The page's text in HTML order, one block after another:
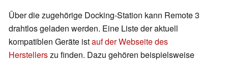
Über die zugehörige Docking-Station kann Remote 3
drahtlos geladen werden. Eine Liste der aktuell
kompatiblen Geräte istauf der Webseite des
Herstellerszu finden. Dazu gehören beispielsweise